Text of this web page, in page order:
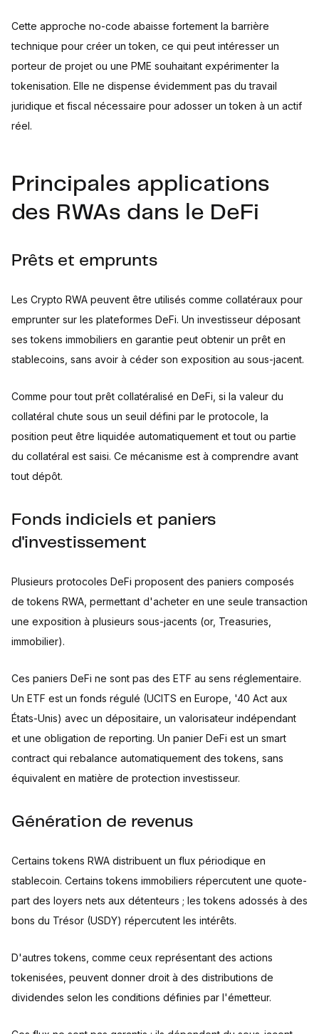
Cette approche no-code abaisse fortement la barrière
technique pour créer un token, ce qui peut intéresser un
porteur de projet ou une PME souhaitant expérimenter la
tokenisation. Elle ne dispense évidemment pas du travail
juridique et fiscal nécessaire pour adosser un token à un actif
réel.
Principales applications
des RWAs dans le DeFi
Prêts et emprunts
Les Crypto RWA peuvent être utilisés comme collatéraux pour
emprunter sur les plateformes DeFi. Un investisseur déposant
ses tokens immobiliers en garantie peut obtenir un prêt en
stablecoins, sans avoir à céder son exposition au sous-jacent.
Comme pour tout prêt collatéralisé en DeFi, si la valeur du
collatéral chute sous un seuil défini par le protocole, la
position peut être liquidée automatiquement et tout ou partie
du collatéral est saisi. Ce mécanisme est à comprendre avant
tout dépôt.
Fonds indiciels et paniers
d'investissement
Plusieurs protocoles DeFi proposent des paniers composés
de tokens RWA, permettant d'acheter en une seule transaction
une exposition à plusieurs sous-jacents (or, Treasuries,
immobilier).
Ces paniers DeFi ne sont pas des ETF au sens réglementaire.
Un ETF est un fonds régulé (UCITS en Europe, '40 Act aux
États-Unis) avec un dépositaire, un valorisateur indépendant
et une obligation de reporting. Un panier DeFi est un smart
contract qui rebalance automatiquement des tokens, sans
équivalent en matière de protection investisseur.
Génération de revenus
Certains tokens RWA distribuent un flux périodique en
stablecoin. Certains tokens immobiliers répercutent une quote-
part des loyers nets aux détenteurs ; les tokens adossés à des
bons du Trésor (USDY) répercutent les intérêts.
D'autres tokens, comme ceux représentant des actions
tokenisées, peuvent donner droit à des distributions de
dividendes selon les conditions définies par l'émetteur.